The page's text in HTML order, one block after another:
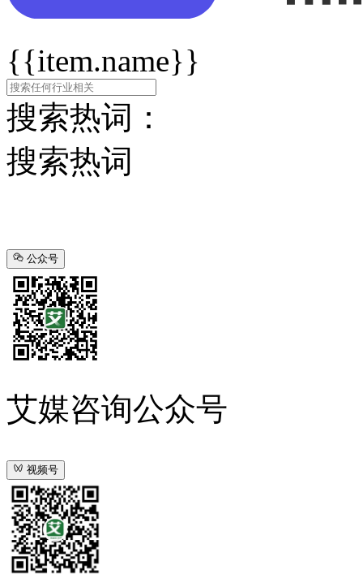
{{item.name}}
搜索热词：
搜索热词
公众号
艾媒咨询公众号
视频号